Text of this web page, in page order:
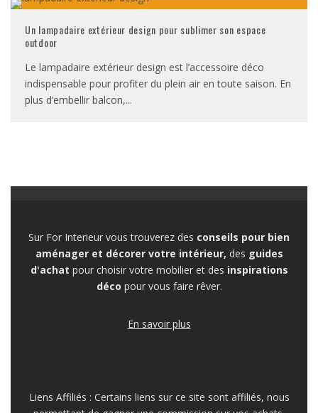
Un lampadaire extérieur design pour sublimer son espace
outdoor
Le lampadaire extérieur design est l’accessoire déco
indispensable pour profiter du plein air en toute saison. En
plus d’embellir balcon,...
Sur For Interieur vous trouverez des conseils pour bien
aménager et décorer votre intérieur, des guides
d'achat pour choisir votre mobilier et des inspirations
déco pour vous faire rêver.
En savoir plus
Liens Affiliés : Certains liens sur ce site sont affiliés, nous